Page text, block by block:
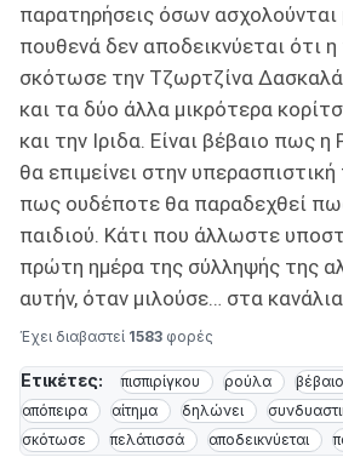
παρατηρήσεις όσων ασχολούνται
πουθενά δεν αποδεικνύεται ότι
σκότωσε την Τζωρτζίνα
και τα δύο άλλα μικρότερα
και την Ιριδα. Είναι βέβαιο πως η
θα επιμείνει στην
πως ουδέποτε θα παραδεχθεί
παιδιού. Κάτι που άλλωστε
πρώτη ημέρα της σύλληψής της
αυτήν, όταν μιλούσε… στα
Έχει διαβαστεί 1583 φορές
Ετικέτες: πισπιρίγκου ρούλα
απόπειρα
αίτημα δηλώνει
σκότωσε
πελάτισσά αποδεικνύεται